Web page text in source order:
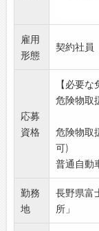
変更範
〔副業可〕
雇用
形態
契約社員
応募
資格
【必要な
危険物取
危険物取
可)
普通自動
勤務
地
長野県富
所」